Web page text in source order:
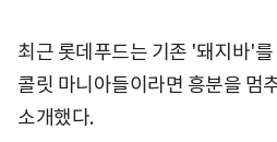
최근 롯데푸드는 기존 '돼지바'
콜릿 마니아들이라면 흥분을 멈
소개했다.